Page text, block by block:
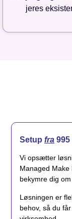
jeres
Setup fra 995
Vi opsætter
Managed
bekymre dig
Løsningen er
behov, så du